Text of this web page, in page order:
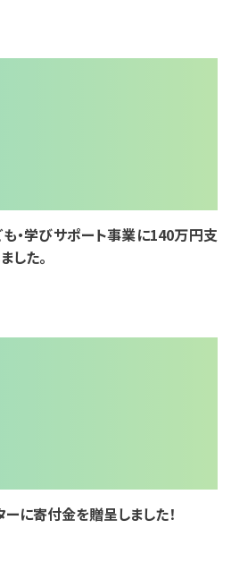
・学びサポート事業に140万円支
した。
に寄付金を贈呈しました！